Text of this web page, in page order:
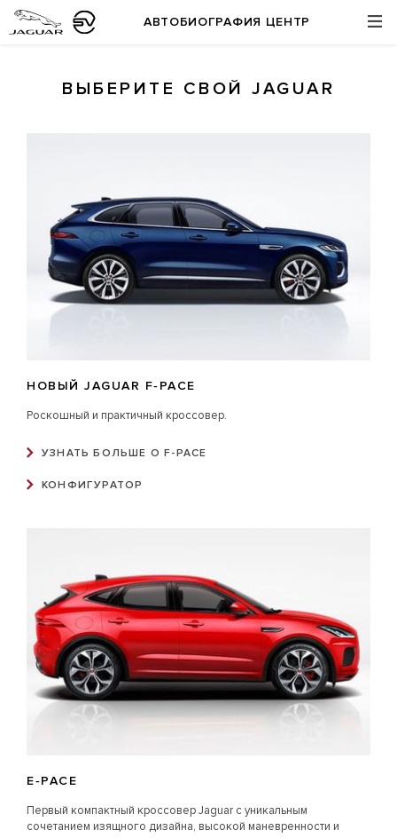
АВТОБИОГРАФИЯ ЦЕНТР
ВЫБЕРИТЕ СВОЙ JAGUAR
НОВЫЙ JAGUAR F‑PACE​
Роскошный и практичный кроссовер.
УЗНАТЬ БОЛЬШЕ О F-PACE
КОНФИГУРАТОР
E‑PACE
Первый компактный кроссовер Jaguar с уникальным
сочетанием изящного дизайна, высокой маневренности и